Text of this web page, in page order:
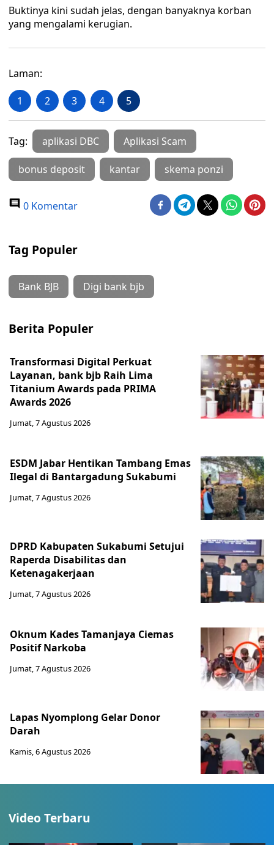
Buktinya kini sudah jelas, dengan banyaknya korban
yang mengalami kerugian.
Laman:
1 2 3 4 5
Tag: aplikasi DBC Aplikasi Scam
bonus deposit kantar skema ponzi
0 Komentar
Tag Populer
Bank BJB Digi bank bjb
Berita Populer
Transformasi Digital Perkuat
Layanan, bank bjb Raih Lima
Titanium Awards pada PRIMA
Awards 2026
Jumat, 7 Agustus 2026
ESDM Jabar Hentikan Tambang Emas
Ilegal di Bantargadung Sukabumi
Jumat, 7 Agustus 2026
DPRD Kabupaten Sukabumi Setujui
Raperda Disabilitas dan
Ketenagakerjaan
Jumat, 7 Agustus 2026
Oknum Kades Tamanjaya Ciemas
Positif Narkoba
Jumat, 7 Agustus 2026
Lapas Nyomplong Gelar Donor
Darah
Kamis, 6 Agustus 2026
Video Terbaru